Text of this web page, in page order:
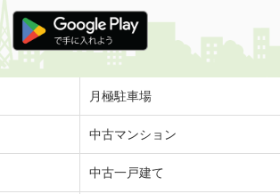
月極駐車場
中古マンション
中古一戸建て